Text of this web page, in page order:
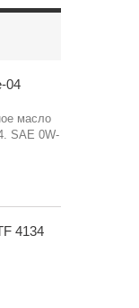
04
масло
SAE 0W-
4134